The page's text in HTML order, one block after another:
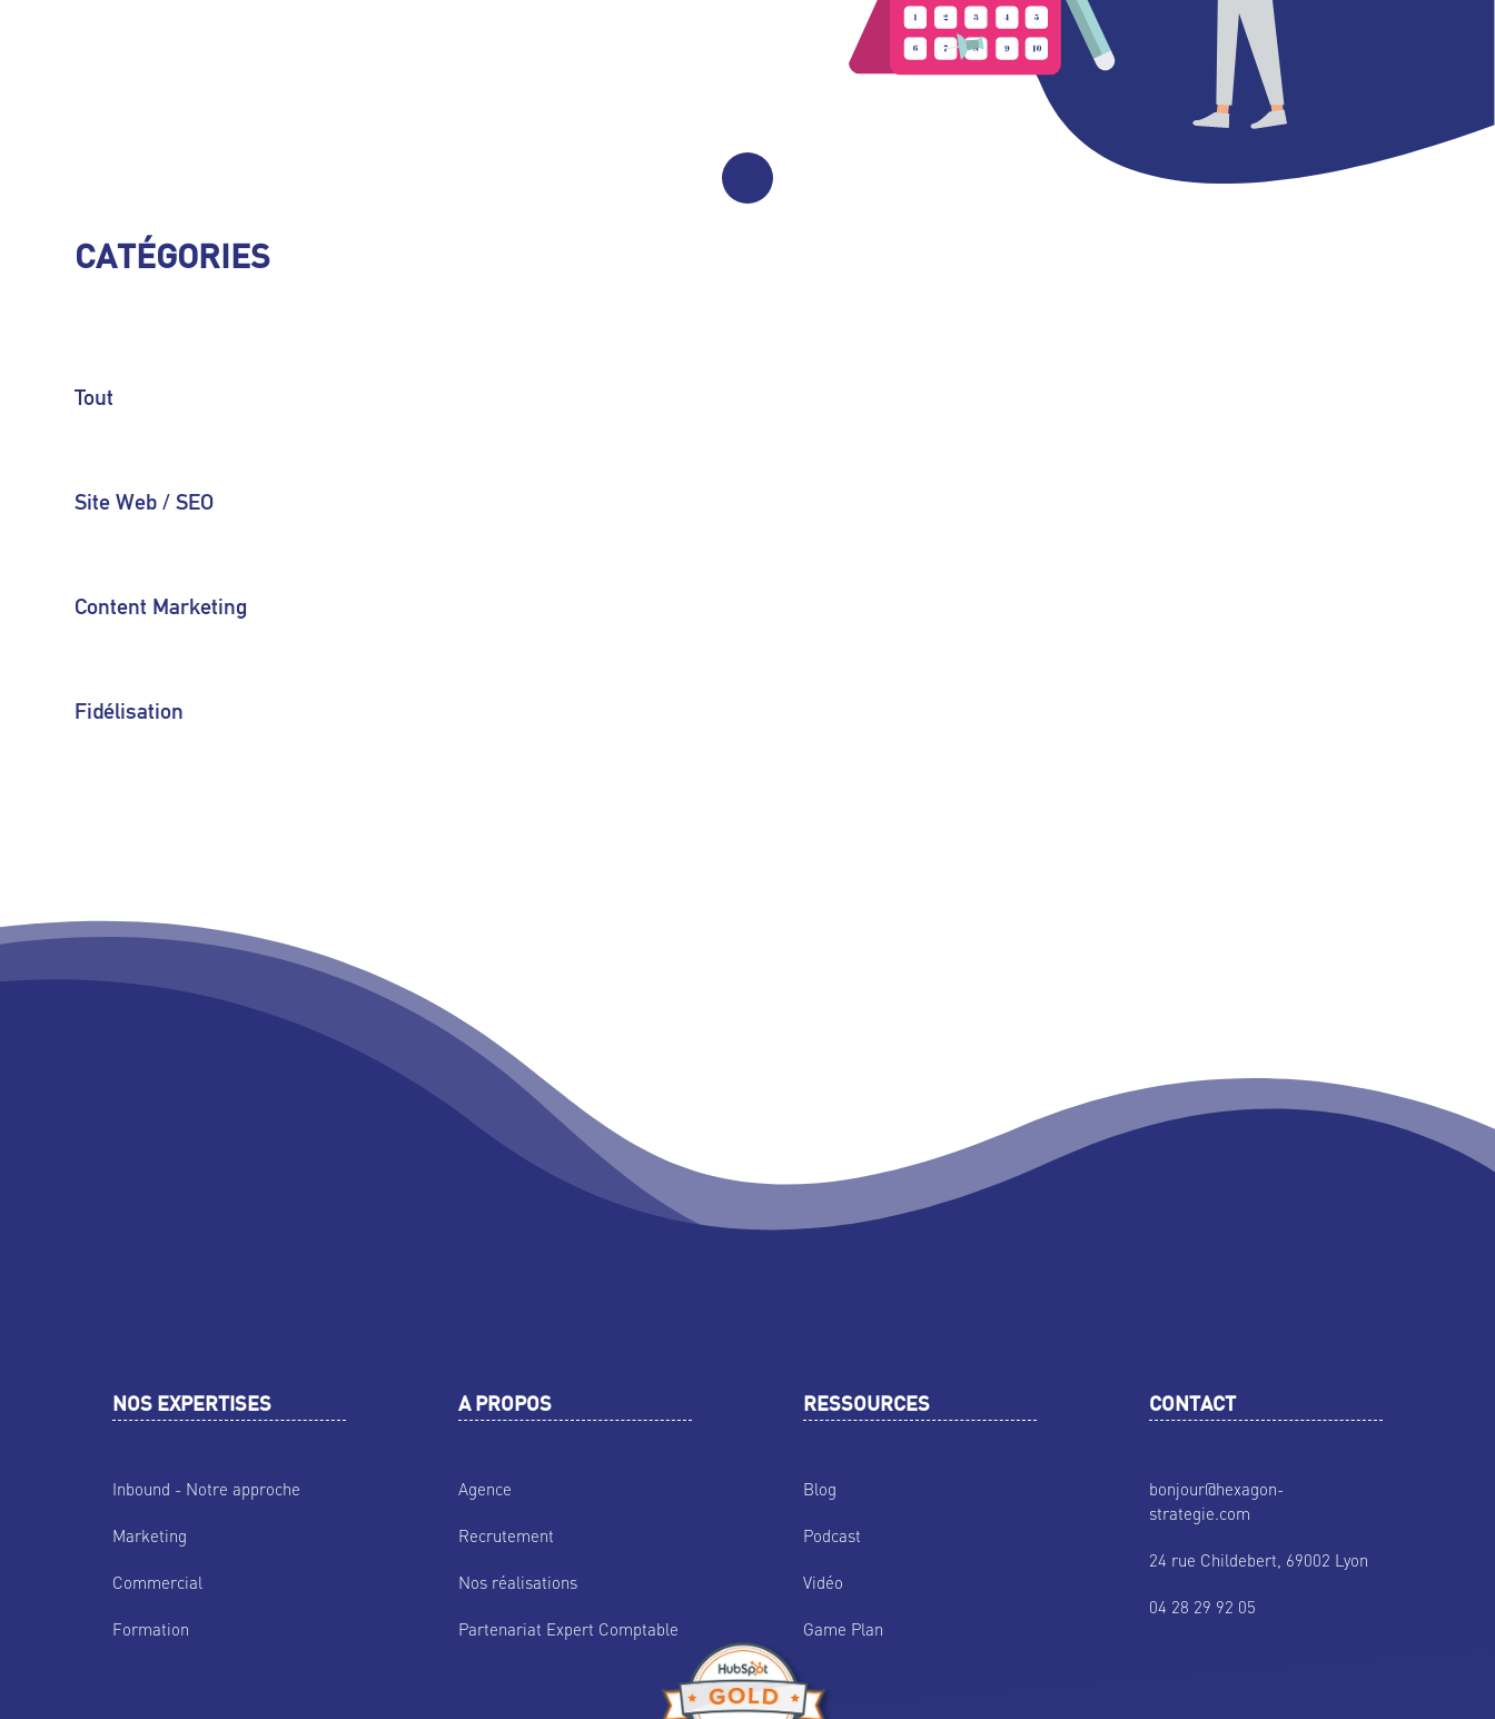
CATÉGORIES
Tout
Site Web / SEO
Content Marketing
Fidélisation
NOS EXPERTISES
Inbound - Notre approche
Marketing
Commercial
Formation
A PROPOS
Agence
Recrutement
Nos réalisations
Partenariat Expert Comptable
RESSOURCES
Blog
Podcast
Vidéo
Game Plan
CONTACT
bonjour@hexagon-
strategie.com
24 rue Childebert, 69002 Lyon
04 28 29 92 05